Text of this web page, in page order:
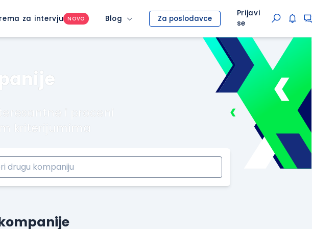
za intervju NOVO Blog Za poslodavce
Prijavi
se
i proceni
kriterijumima